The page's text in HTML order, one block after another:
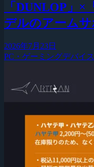
「DUNLOP」
デルのアーム
2026年7月23日
PC・ゲーミングデバイス